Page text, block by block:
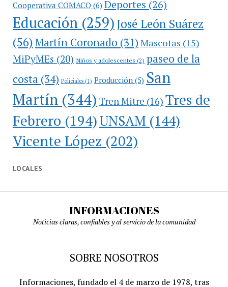
Cooperativa COMACO(6) Deportes (26)
Educación(259)José León Suárez
(56)Martín Coronado (31) Mascotas (15)
MiPyMEs (20) Niños y adolescentes (2) paseo de la
costa(34) Policiales(1) Producción(5) San
Martín(344) Tren Mitre (16) Tres de
Febrero (194)UNSAM (144)
Vicente López (202)
LOCALES
INFORMACIONES
Noticias claras, confiables y al servicio de la comunidad
SOBRE NOSOTROS
Informaciones, fundado el 4 de marzo de 1978, tras